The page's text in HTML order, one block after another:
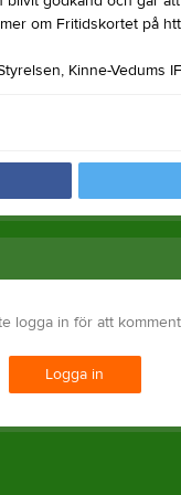
om Fritidskortet på
Kinne-Vedums IF
logga in för att
Logga in